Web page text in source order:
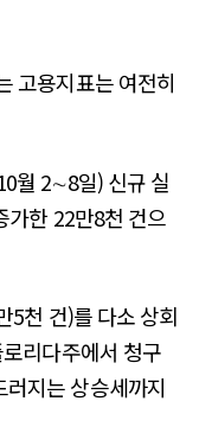
고용지표는 여전히
월 2∼8일) 신규 실
가한 22만8천 건으
5천 건)를 다소 상회
리다주에서 청구
지는 상승세까지